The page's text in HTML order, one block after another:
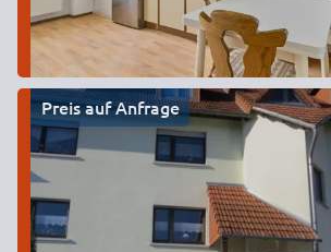
Preis auf Anfrage